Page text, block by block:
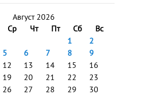
Август 2026
Ср Чт Пт Сб
Вс
1
2
5 6 7 8
9
12 13 14 15
16
19 20 21 22
23
26 27 28 29
30